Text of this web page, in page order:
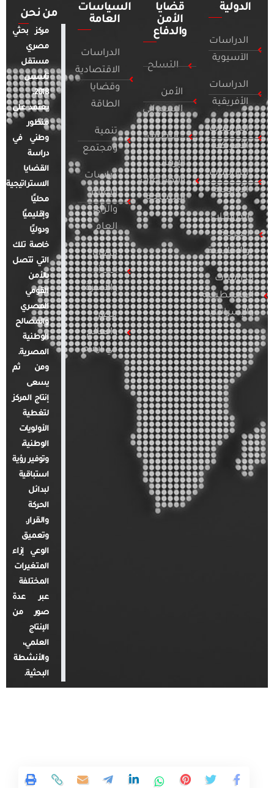
الدولية
الدراسات
الآسيوية
الدراسات
الأفريقية
الدراسات
الأمريكية
الدراسات
الأوروبية
الدراسات
العربية
والإقليمية
الدراسات
الفلسطينية
والإسرائيلية
قضايا
الأمن
والدفاع
التسلح
الأمن
السيبراني
التطرف
الإرهاب
والصراعات
المسلحة
السياسات
العامة
الدراسات
الاقتصادية
وقضايا
الطاقة
تنمية
ومجتمع
دراسات
الإعلام
والرأي
العام
قضايا
المرأة
والأسرة
مصر
والعالم
في أرقام
من نحن
مركز بحثي
مصري
مستقل
تأسس
2018.
يعتمد على
منظور
وطني في
دراسة
القضايا
الاستراتيجية
محليًا
وإقليميًا
ودوليًا
خاصة تلك
التي تتصل
بالأمن
القومي
المصري
والمصالح
الوطنية
المصرية.
ومن ثم
يسعى
إنتاج المركز
لتغطية
الأولويات
الوطنية،
وتوفير رؤية
استباقية
لبدائل
الحركة
والقرار.
وتعميق
الوعي إزاء
المتغيرات
المختلفة
عبر عدة
صور من
الإنتاج
العلمي،
والأنشطة
البحثية.